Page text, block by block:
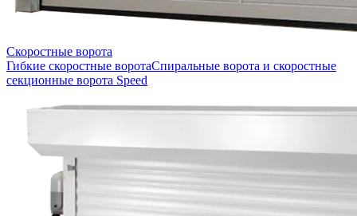
Скоростные ворота
Гибкие скоростные воротаСпиральные ворота и скоростные
секционные ворота Speed